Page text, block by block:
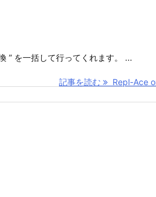
” を一括して行ってくれます。 ...
記事を読む Repl-Ace